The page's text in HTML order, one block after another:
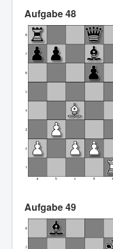
Aufgabe 48
Aufgabe 49